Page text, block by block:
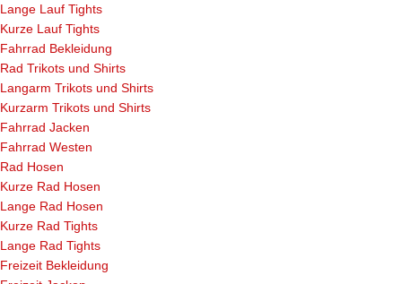
Lange Lauf Tights
Kurze Lauf Tights
Fahrrad Bekleidung
Rad Trikots und Shirts
Langarm Trikots und Shirts
Kurzarm Trikots und Shirts
Fahrrad Jacken
Fahrrad Westen
Rad Hosen
Kurze Rad Hosen
Lange Rad Hosen
Kurze Rad Tights
Lange Rad Tights
Freizeit Bekleidung